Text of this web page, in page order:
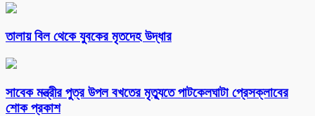
তালায় বিল থেকে যুবকের মৃতদেহ উদ্ধার
সাবেক মন্ত্রীর পুত্র উপল বখতের মৃত্যুতে পাটকেলঘাটা প্রেসক্লাবের
শোক প্রকাশ